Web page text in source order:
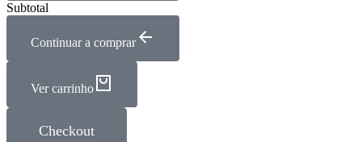
Subtotal
Continuar a comprar
Ver carrinho
Checkout